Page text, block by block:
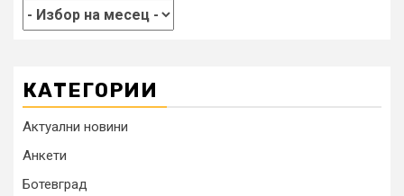
КАТЕГОРИИ
Актуални новини
Анкети
Ботевград